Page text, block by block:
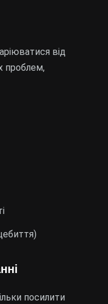
від
проблем,
посилити